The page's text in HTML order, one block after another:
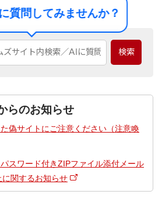
質問してみませんか？
らのお知らせ
偽サイトにご注意ください（注意喚
スワード付きZIPファイル添付メール
関するお知らせ